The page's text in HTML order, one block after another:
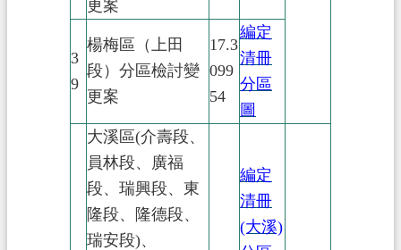
更案
3
9
楊梅區（上田
段）分區檢討變
更案
17.3
099
54
編定
清冊
分區
圖
大溪區(介壽段、
員林段、廣福
段、瑞興段、東
隆段、隆德段、
瑞安段)、
編定
清冊
(大溪)